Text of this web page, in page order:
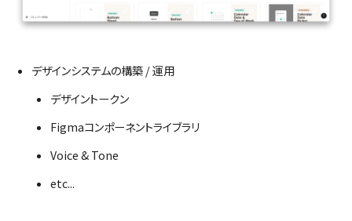
デザインシステムの構築 / 運用
デザイントークン
Figmaコンポーネントライブラリ
Voice & Tone
etc...